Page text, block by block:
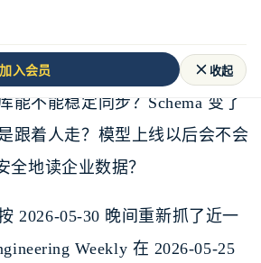
加入会员 收起
上线？”
可它后面常常藏着一长串没有被
能不能稳定同步？Schema 变了
跟着人走？模型上线以后会不会
全地读企业数据？
2026-05-30 晚间重新抓了近一
Weekly 在 2026-05-25